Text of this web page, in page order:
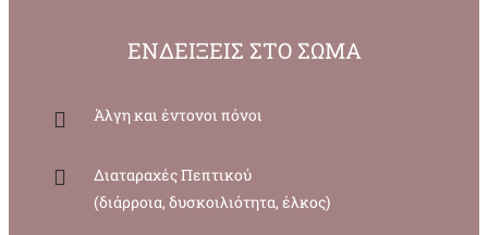
ΕΝΔΕΙΞΕΙΣ ΣΤΟ ΣΩΜΑ
Άλγη και έντονοι πόνοι
Διαταραχές Πεπτικού
(διάρροια, δυσκοιλιότητα, έλκος)